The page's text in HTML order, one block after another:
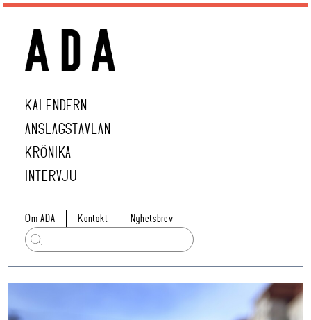
KALENDERN
ANSLAGSTAVLAN
KRÖNIKA
INTERVJU
Om ADA Kontakt Nyhetsbrev